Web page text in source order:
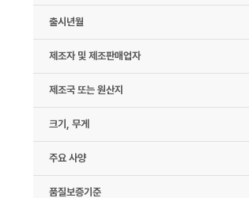
출시년월
제조자 및 제조판매업자
제조국 또는 원산지
크기, 무게
주요 사양
품질보증기준